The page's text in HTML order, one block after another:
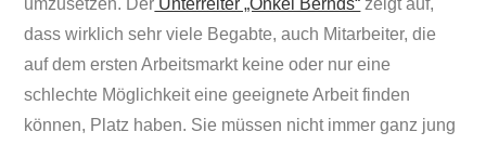
umzusetzen. Der Unterreiter „Onkel Bernds“ zeigt auf,
dass wirklich sehr viele Begabte, auch Mitarbeiter, die
auf dem ersten Arbeitsmarkt keine oder nur eine
schlechte Möglichkeit eine geeignete Arbeit finden
können, Platz haben. Sie müssen nicht immer ganz jung